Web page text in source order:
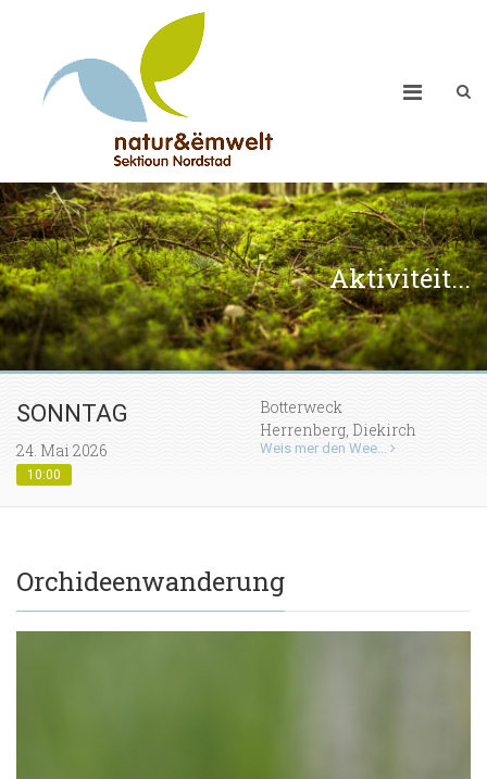
Aktivitéit...
SONNTAG
24. Mai 2026
10:00
Botterweck
Herrenberg, Diekirch
Weis mer den Wee...
Orchideenwanderung